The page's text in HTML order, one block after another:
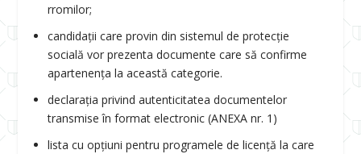
rromilor;
candidații care provin din sistemul de protecție
socială vor prezenta documente care să confirme
apartenența la această categorie.
declaraţia privind autenticitatea documentelor
transmise în format electronic (ANEXA nr. 1)
lista cu opțiuni pentru programele de licență la care